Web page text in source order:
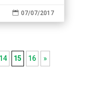
 07/07/2017
14 15 16 »